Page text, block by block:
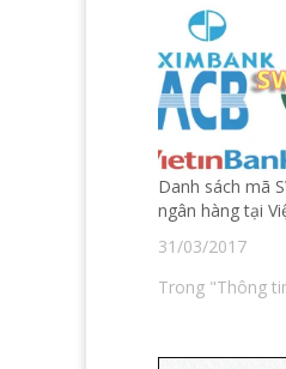
i
a
s
ẻ
t
r
ê
n
F
c
e
b
o
o
(
O
e
n
n
r
ê
n
T
w
i
t
e
r
(
O
p
e
n
i
n
w
n
S
k
(
p
e
n
e
w
d
Danh sách mã
ngân hàng tại
31/03/2017
Trong "Thông